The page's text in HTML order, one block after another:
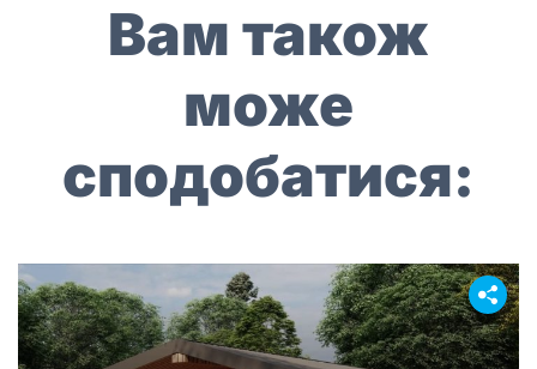
Вам також
може
сподобатися: